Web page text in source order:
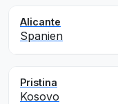
Alicante
Spanien
Pristina
Kosovo